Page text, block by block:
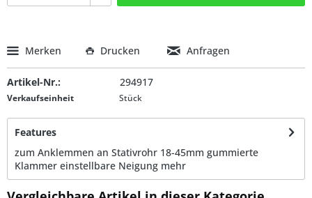
Merken Drucken Anfragen
Artikel-Nr.: 294917
Verkaufseinheit Stück
Features
zum Anklemmen an Stativrohr 18-45mm gummierte
Klammer einstellbare Neigung mehr